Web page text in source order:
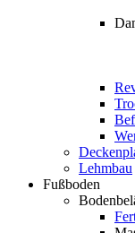
Lehmbau
Fußboden